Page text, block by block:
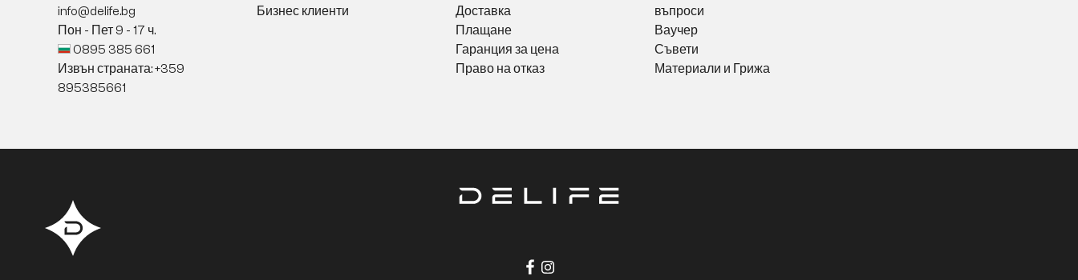
info@delife.bg
Пон - Пет 9 - 17 ч.
0895 385 661
Извън страната: +359
895385661
Бизнес клиенти
Доставка
Плащане
Гаранция за цена
Право на отказ
въпроси
Ваучер
Съвети
Материали и Грижа